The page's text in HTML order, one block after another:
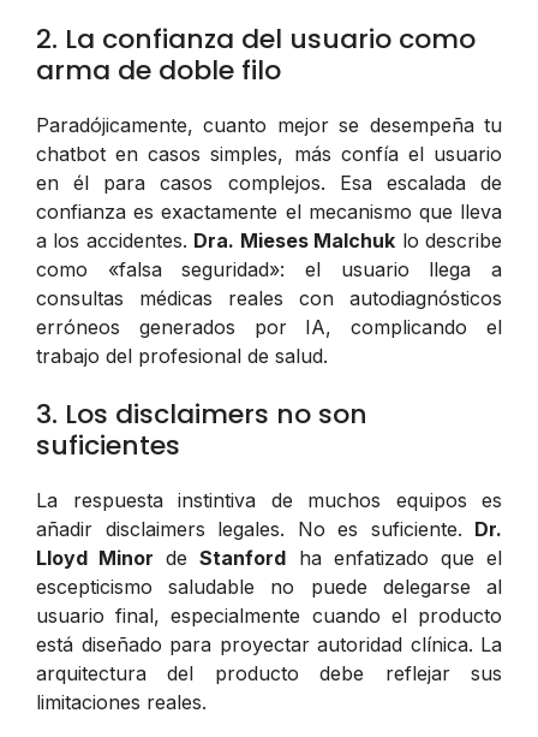
2. La confianza del usuario como
arma de doble filo
Paradójicamente, cuanto mejor se desempeña tu
chatbot en casos simples, más confía el usuario
en él para casos complejos. Esa escalada de
confianza es exactamente el mecanismo que lleva
a los accidentes. Dra. Mieses Malchuk lo describe
como «falsa seguridad»: el usuario llega a
consultas médicas reales con autodiagnósticos
erróneos generados por IA, complicando el
trabajo del profesional de salud.
3. Los disclaimers no son
suficientes
La respuesta instintiva de muchos equipos es
añadir disclaimers legales. No es suficiente. Dr.
Lloyd Minor deStanford ha enfatizado que el
escepticismo saludable no puede delegarse al
usuario final, especialmente cuando el producto
está diseñado para proyectar autoridad clínica. La
arquitectura del producto debe reflejar sus
limitaciones reales.